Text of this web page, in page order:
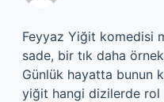
Feyyaz Yiğit komedisi
sade, bir tık daha
Günlük hayatta bunun
yiğit hangi dizilerde rol